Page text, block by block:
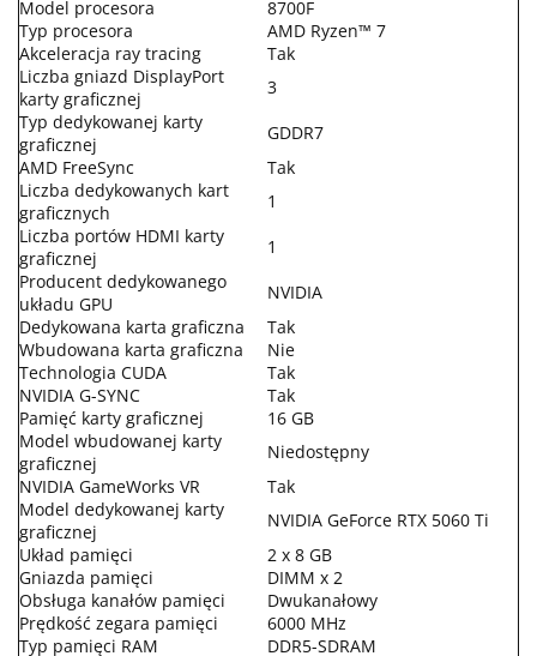
Model procesora
8700F
Typ procesora
AMD Ryzen™ 7
Akceleracja ray tracing
Tak
Liczba gniazd DisplayPort
karty graficznej
3
Typ dedykowanej karty
graficznej
GDDR7
AMD FreeSync
Tak
Liczba dedykowanych kart
graficznych
1
Liczba portów HDMI karty
graficznej
1
Producent dedykowanego
układu GPU
NVIDIA
Dedykowana karta graficzna
Tak
Wbudowana karta graficzna
Nie
Technologia CUDA
Tak
NVIDIA G-SYNC
Tak
Pamięć karty graficznej
16 GB
Model wbudowanej karty
graficznej
Niedostępny
NVIDIA GameWorks VR
Tak
Model dedykowanej karty
graficznej
NVIDIA GeForce RTX 5060 Ti
Układ pamięci
2 x 8 GB
Gniazda pamięci
DIMM x 2
Obsługa kanałów pamięci
Dwukanałowy
Prędkość zegara pamięci
6000 MHz
Typ pamięci RAM
DDR5-SDRAM